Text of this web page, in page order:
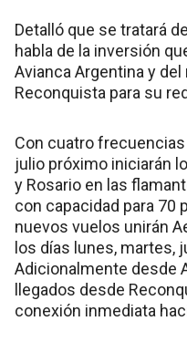
Detalló que se tratará
habla de la inversión
Avianca Argentina y
Reconquista para su
Con cuatro
julio próximo iniciarán
y Rosario en las
con capacidad para 70
nuevos vuelos unirán
los días lunes, martes,
Adicionalmente desde
llegados desde
conexión inmediata